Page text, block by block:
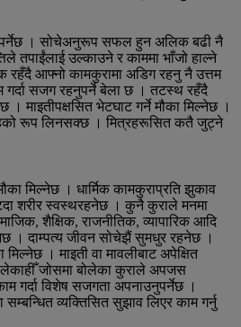
। सोचेअनुरूप सफल हुन अलिक बढी नै
तपाईंलाई उल्काउने र काममा भाँजो हाल्ने
रहँदै आफ्नो कामकुरामा अडिग रहनु नै उत्तम
गर्दा सजग रहनुपर्ने बेला छ । तटस्थ रहँदै
। माइतीपक्षसित भेटघाट गर्ने मौका मिल्नेछ ।
रूप लिनसक्छ । मित्रहरूसित कतै जुट्ने
मिल्नेछ । धार्मिक कामकुराप्रति झुकाव
शरीर स्वस्थरहनेछ । कुनै कुराले मनमा
शैक्षिक, राजनीतिक, व्यापारिक आदि
। दाम्पत्य जीवन सोचेझैं सुमधुर रहनेछ ।
मिल्नेछ । माइती वा मावलीबाट अपेक्षित
जोसमा बोलेका कुराले अपजस
गर्दा विशेष सजगता अपनाउनुपर्नेछ ।
व्यक्तिसित सुझाव लिएर काम गर्नु